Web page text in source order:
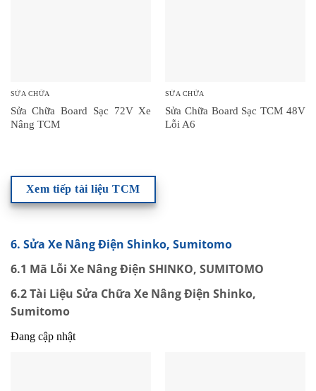
SỬA CHỮA
Sửa Chữa Board Sạc 72V Xe
Nâng TCM
SỬA CHỮA
Sửa Chữa Board Sạc TCM 48V
Lỗi A6
Xem tiếp tài liệu TCM
6. Sửa Xe Nâng Điện Shinko, Sumitomo
6.1 Mã Lỗi Xe Nâng Điện SHINKO, SUMITOMO
6.2 Tài Liệu Sửa Chữa Xe Nâng Điện Shinko,
Sumitomo
Đang cập nhật